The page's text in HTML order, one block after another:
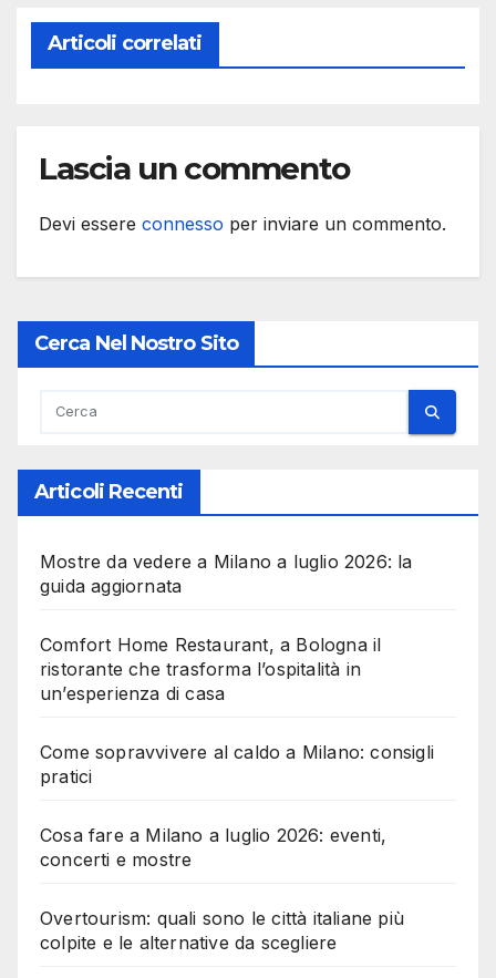
Articoli correlati
Lascia un commento
Devi essere connesso per inviare un commento.
Cerca Nel Nostro Sito
Articoli Recenti
Mostre da vedere a Milano a luglio 2026: la
guida aggiornata
Comfort Home Restaurant, a Bologna il
ristorante che trasforma l’ospitalità in
un’esperienza di casa
Come sopravvivere al caldo a Milano: consigli
pratici
Cosa fare a Milano a luglio 2026: eventi,
concerti e mostre
Overtourism: quali sono le città italiane più
colpite e le alternative da scegliere